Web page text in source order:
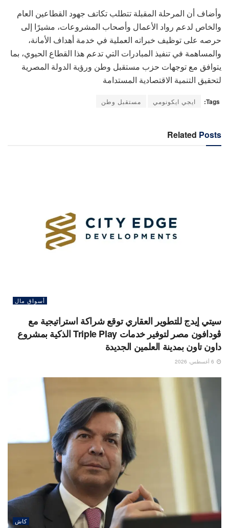
وأضاف أن المرحلة المقبلة تتطلب تكاتف جهود القطاعين العام
والخاص لدعم رواد الأعمال وأصحاب المشروعات، مشيرًا إلى
حرصه على توظيف خبراته العملية في خدمة أهداف الأمانة،
والمساهمة في تنفيذ المبادرات التي تدعم هذا القطاع الحيوي، بما
يتوافق مع توجهات حزب مستقبل وطن ورؤية الدولة المصرية
لتحقيق التنمية الاقتصادية المستدامة
Tags: ايجي ايكونومي مستقبل وطن
Related Posts
أسواق مال
سيتي إيدج للتطوير العقاري توقع شراكة استراتيجية مع
ڤودافون مصر لتوفير خدمات Triple Play الذكية بمشروع
داون تاون بمدينة العلمين الجديدة
كاش